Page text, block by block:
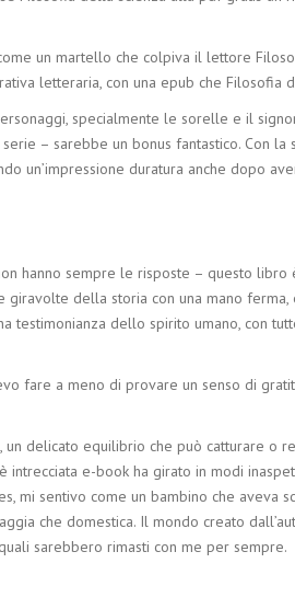
un martello che colpiva il lettore
letteraria, con una epub che Filosofia
specialmente le sorelle e il signor
– sarebbe un bonus fantastico. Con la
un’impressione duratura anche dopo
hanno sempre le risposte – questo libro
della storia con una mano
testimonianza dello spirito umano, con
fare a meno di provare un senso di
un delicato equilibrio che può catturare o
e-book ha girato in modi
mi sentivo come un bambino che aveva
che domestica. Il mondo creato
sarebbero rimasti con me per sempre.